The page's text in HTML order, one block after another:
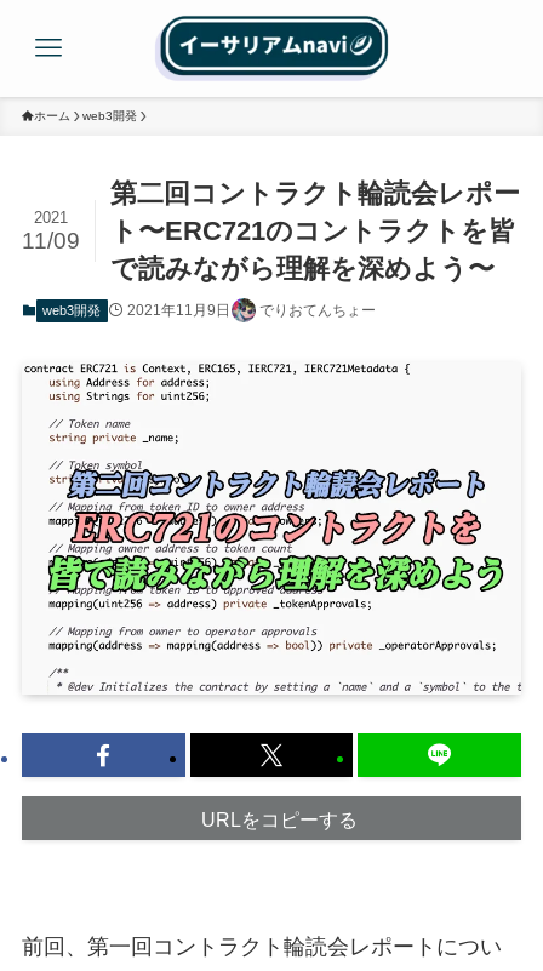
ホーム web3開発
第二回コントラクト輪読会レポー
ト〜ERC721のコントラクトを皆
で読みながら理解を深めよう〜
2021
11/09
web3開発 2021年11月9日 でりおてんちょー
URLをコピーする
前回、第一回コントラクト輪読会レポートについ